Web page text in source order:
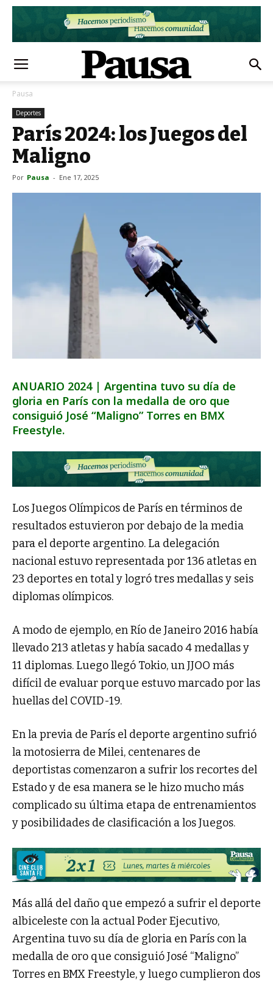
Pausa
Deportes
París 2024: los Juegos del
Maligno
Por Pausa - Ene 17, 2025
ANUARIO 2024 | Argentina tuvo su día de
gloria en París con la medalla de oro que
consiguió José “Maligno” Torres en BMX
Freestyle.
Los Juegos Olímpicos de París en términos de
resultados estuvieron por debajo de la media
para el deporte argentino. La delegación
nacional estuvo representada por 136 atletas en
23 deportes en total y logró tres medallas y seis
diplomas olímpicos.
A modo de ejemplo, en Río de Janeiro 2016 había
llevado 213 atletas y había sacado 4 medallas y
11 diplomas. Luego llegó Tokio, un JJOO más
difícil de evaluar porque estuvo marcado por las
huellas del COVID-19.
En la previa de París el deporte argentino sufrió
la motosierra de Milei, centenares de
deportistas comenzaron a sufrir los recortes del
Estado y de esa manera se le hizo mucho más
complicado su última etapa de entrenamientos
y posibilidades de clasificación a los Juegos.
Más allá del daño que empezó a sufrir el deporte
albiceleste con la actual Poder Ejecutivo,
Argentina tuvo su día de gloria en París con la
medalla de oro que consiguió José “Maligno”
Torres en BMX Freestyle, y luego cumplieron dos